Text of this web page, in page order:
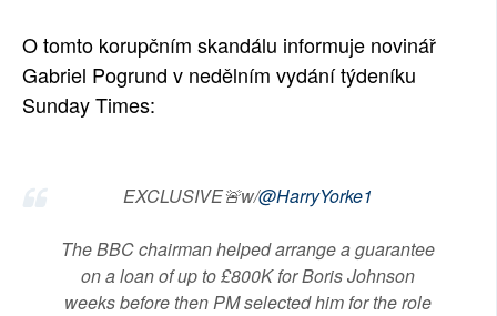
O tomto korupčním skandálu informuje novinář
Gabriel Pogrund v nedělním vydání týdeníku
Sunday Times:
EXCLUSIVE🚨w/@HarryYorke1
The BBC chairman helped arrange a guarantee
on a loan of up to £800K for Boris Johnson
weeks before then PM selected him for the role